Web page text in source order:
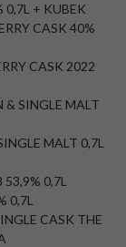
0,7L + KUBEK
CASK 40%
CASK 2022
& SINGLE MALT
MALT 0,7L
0,7L
0,7L
CASK THE